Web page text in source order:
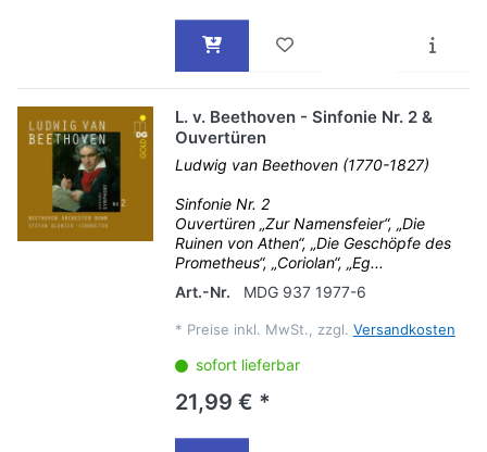
L. v. Beethoven - Sinfonie Nr. 2 &
Ouvertüren
Ludwig van Beethoven (1770-1827)
Sinfonie Nr. 2
Ouvertüren „Zur Namensfeier“, „Die
Ruinen von Athen“, „Die Geschöpfe des
Prometheus“, „Coriolan“, „Eg...
Art.-Nr.
MDG 937 1977-6
* Preise inkl. MwSt., zzgl. Versandkosten
sofort lieferbar
21,99 € *